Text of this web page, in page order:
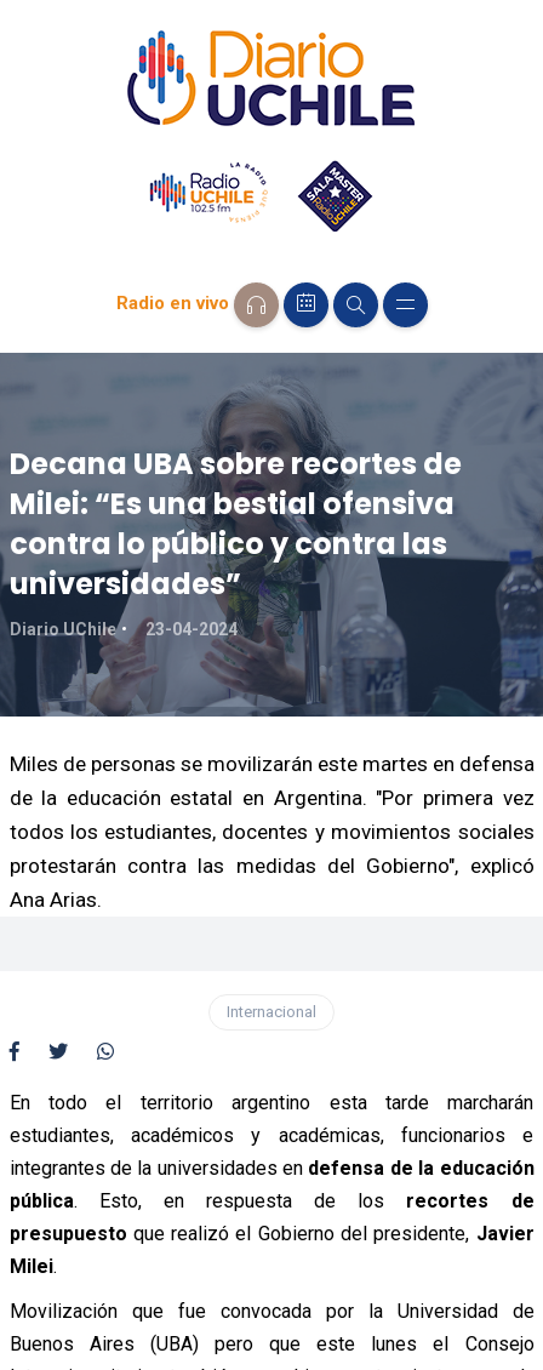
Radio en vivo
Decana UBA sobre recortes de
Milei: “Es una bestial ofensiva
contra lo público y contra las
universidades”
Diario UChile 23-04-2024
Miles de personas se movilizarán este martes en defensa
de la educación estatal en Argentina. "Por primera vez
todos los estudiantes, docentes y movimientos sociales
protestarán contra las medidas del Gobierno", explicó
Ana Arias.
Internacional
En todo el territorio argentino esta tarde marcharán
estudiantes, académicos y académicas, funcionarios e
integrantes de la universidades en defensa de la educación
pública. Esto, en respuesta de los recortes de
presupuesto que realizó el Gobierno del presidente, Javier
Milei.
Movilización que fue convocada por la Universidad de
Buenos Aires (UBA) pero que este lunes el Consejo